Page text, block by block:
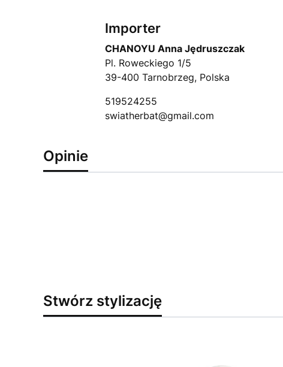
Importer
CHANOYU Anna Jędruszczak
Pl. Roweckiego 1/5
39-400 Tarnobrzeg, Polska
519524255
swiatherbat@gmail.com
Opinie
Stwórz stylizację